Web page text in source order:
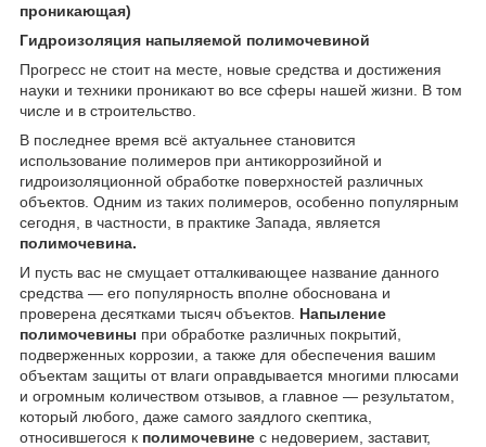
проникающая)
Гидроизоляция напыляемой полимочевиной
Прогресс не стоит на месте, новые средства и достижения
науки и техники проникают во все сферы нашей жизни. В том
числе и в строительство.
В последнее время всё актуальнее становится
использование полимеров при антикоррозийной и
гидроизоляционной обработке поверхностей различных
объектов. Одним из таких полимеров, особенно популярным
сегодня, в частности, в практике Запада, является
полимочевина.
И пусть вас не смущает отталкивающее название данного
средства — его популярность вполне обоснована и
проверена десятками тысяч объектов. Напыление
полимочевины при обработке различных покрытий,
подверженных коррозии, а также для обеспечения вашим
объектам защиты от влаги оправдывается многими плюсами
и огромным количеством отзывов, а главное — результатом,
который любого, даже самого заядлого скептика,
относившегося к полимочевине с недоверием, заставит,